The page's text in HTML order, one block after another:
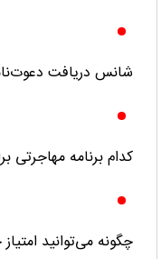
شانس دریافت
کدام برنامه
چگونه می‌توانید